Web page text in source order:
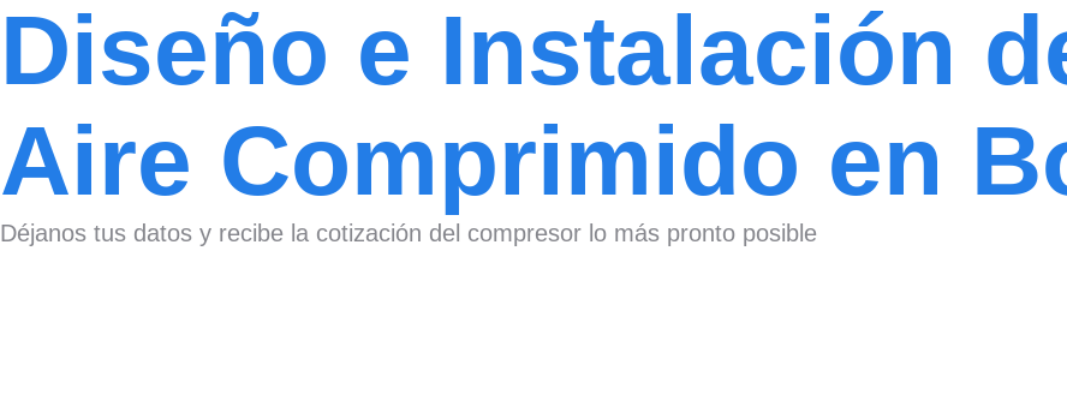
Diseño e Instalación
Aire Comprimido en
Déjanos tus datos y recibe la cotización del compresor lo más pronto posible